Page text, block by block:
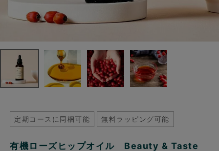
定期コースに同梱可能 無料ラッピング可能
有機ローズヒップオイル Beauty & Taste